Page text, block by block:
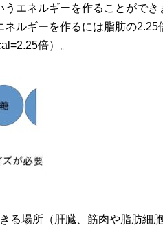
エネルギーを作ることができ
ルギーを作るには脂肪の2.25
倍）。
る場所（肝臓、筋肉や脂肪細胞